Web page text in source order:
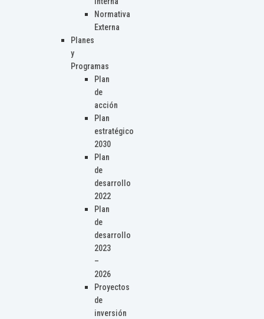
Normativa
Externa
Planes
y
Programas
Plan
de
acción
Plan
estratégico
2030
Plan
de
desarrollo
2022
Plan
de
desarrollo
2023
–
2026
Proyectos
de
inversión